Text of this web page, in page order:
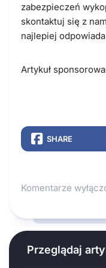
zabezpieczeń
skontaktuj się z
najlepiej
Artykuł
SHARE
Komentarze
Przeglądaj